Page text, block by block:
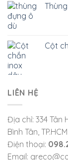
Cột
LIÊN HỆ
Địa chỉ: 334 Tân
Bình Tân, TP.HCM
Điện thoại:
Email: